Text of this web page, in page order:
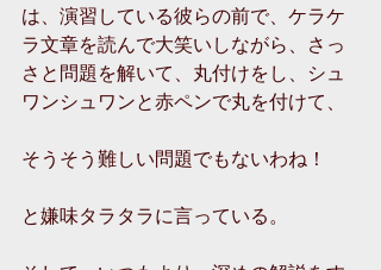
は、演習している彼らの前で、ケラケ
ラ文章を読んで大笑いしながら、さっ
さと問題を解いて、丸付けをし、シュ
ワンシュワンと赤ペンで丸を付けて、
そうそう難しい問題でもないわね！
と嫌味タラタラに言っている。